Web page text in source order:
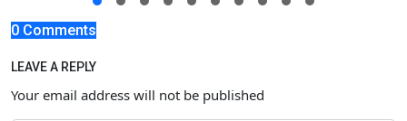
0 Comments
LEAVE A REPLY
Your email address will not be published